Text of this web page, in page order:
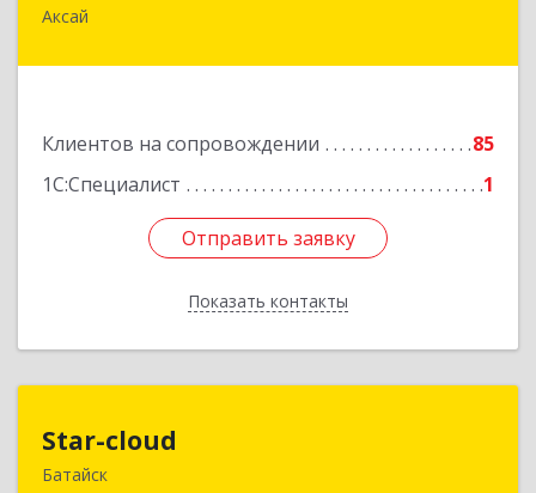
Аксай
Клиентов на сопровождении
85
1С:Специалист
1
Отправить заявку
Показать контакты
346720, Ростовская обл, Аксай г, Буденного ул,
Отправить заявку
Назад
Star-cloud
Батайск
346880, Ростовская обл, Батайск г, Фермерская